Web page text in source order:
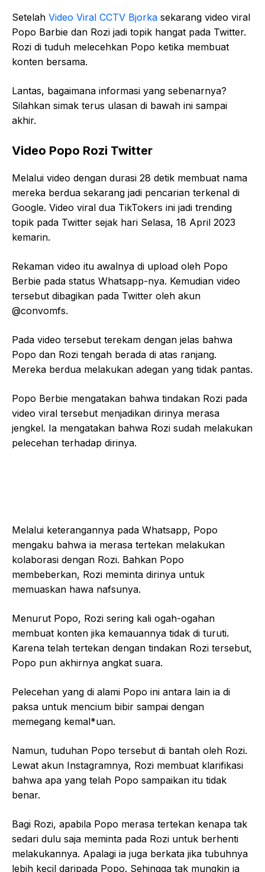
Setelah Video Viral CCTV Bjorka sekarang video viral
Popo Barbie dan Rozi jadi topik hangat pada Twitter.
Rozi di tuduh melecehkan Popo ketika membuat
konten bersama.
Lantas, bagaimana informasi yang sebenarnya?
Silahkan simak terus ulasan di bawah ini sampai
akhir.
Video Popo Rozi Twitter
Melalui video dengan durasi 28 detik membuat nama
mereka berdua sekarang jadi pencarian terkenal di
Google. Video viral dua TikTokers ini jadi trending
topik pada Twitter sejak hari Selasa, 18 April 2023
kemarin.
Rekaman video itu awalnya di upload oleh Popo
Berbie pada status Whatsapp-nya. Kemudian video
tersebut dibagikan pada Twitter oleh akun
@convomfs.
Pada video tersebut terekam dengan jelas bahwa
Popo dan Rozi tengah berada di atas ranjang.
Mereka berdua melakukan adegan yang tidak pantas.
Popo Berbie mengatakan bahwa tindakan Rozi pada
video viral tersebut menjadikan dirinya merasa
jengkel. Ia mengatakan bahwa Rozi sudah melakukan
pelecehan terhadap dirinya.
Melalui keterangannya pada Whatsapp, Popo
mengaku bahwa ia merasa tertekan melakukan
kolaborasi dengan Rozi. Bahkan Popo
membeberkan, Rozi meminta dirinya untuk
memuaskan hawa nafsunya.
Menurut Popo, Rozi sering kali ogah-ogahan
membuat konten jika kemauannya tidak di turuti.
Karena telah tertekan dengan tindakan Rozi tersebut,
Popo pun akhirnya angkat suara.
Pelecehan yang di alami Popo ini antara lain ia di
paksa untuk mencium bibir sampai dengan
memegang kemal*uan.
Namun, tuduhan Popo tersebut di bantah oleh Rozi.
Lewat akun Instagramnya, Rozi membuat klarifikasi
bahwa apa yang telah Popo sampaikan itu tidak
benar.
Bagi Rozi, apabila Popo merasa tertekan kenapa tak
sedari dulu saja meminta pada Rozi untuk berhenti
melakukannya. Apalagi ia juga berkata jika tubuhnya
lebih kecil daripada Popo. Sehingga tak mungkin ia